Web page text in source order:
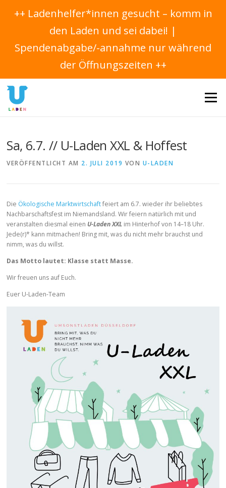
++ Ladenhelfer*innen gesucht – komm in
den Laden und sei dabei! |
Spendenabgabe/-annahme nur während
der Öffnungszeiten ++
zum
Inhalt
Menü
Sa, 6.7. // U-Laden XXL & Hoffest
VERÖFFENTLICHT AM 2. JULI 2019 VON U-LADEN
Die Ökologische Marktwirtschaftfeiert am 6.7. wieder ihr beliebtes
Nachbarschaftsfest im Niemandsland. Wir feiern natürlich mit und
veranstalten diesmal einen U-Laden XXL im Hinterhof von 14–18 Uhr.
Jede(r)* kann mitmachen! Bring mit, was du nicht mehr brauchst und
nimm, was du willst.
Das Motto lautet: Klasse statt Masse.
Wir freuen uns auf Euch.
Euer U-Laden-Team